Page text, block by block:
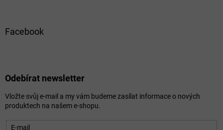
Facebook
Odebírat newsletter
Vložte svůj e-mail a my vám budeme zasílat informace o nových
produktech na našem e-shopu.
E-mail